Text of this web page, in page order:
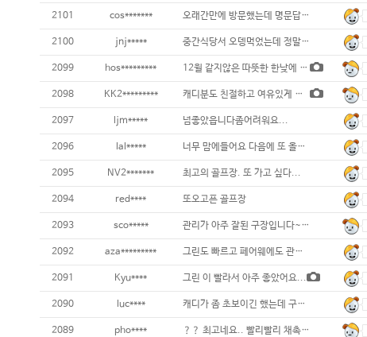
2101 cos******* 오래간만에 방문했는데 명문답게 초겨울인데도
2100 jnj***** 중간식당서 오뎅먹었는데 정말 양이 넘 작네요
2099 hos********* 12윌 같지않은 따뜻한 한낮에 겨울골프를
2098 KK2********* 캐디분도 친절하고 여유있게 골프쳤어요. 러프
2097 ljm***** 넘좋았읍니다좀어려워요...
2096 lal***** 너무 맘에들어요 다음에 또 올게요...
2095 NV2******* 최고의 골프장. 또 가고 싶다...
2094 red**** 또오고픈 골프장
2093 sco***** 관리가 아주 잘된 구장입니다~ 그린스피드도
2092 aza********* 그린도 빠르고 페어웨에도 관리잘되어 있어서
2091 Kyu**** 그린 이 빨라서 아주 좋았어요...
2090 luc**** 캐디가 좀 초보이긴 했는데 구장 상태는 말할
2089 pho**** ？？ 최고네요.. 빨리빨리 채촉만 아니